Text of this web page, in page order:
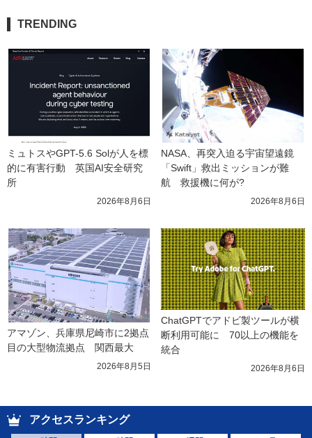
TRENDING
ミュトスやGPT-5.6 Solが人を標
的に有害行動　英国AI安全研究
所
2026年8月6日
NASA、再突入迫る宇宙望遠鏡
「Swift」救出ミッションが難
航　救援機に何が?
2026年8月6日
アマゾン、兵庫県尼崎市に2拠点
目の大型物流拠点　関西最大
2026年8月5日
ChatGPTでアドビ製ツールが横
断利用可能に　70以上の機能を
統合
2026年8月6日
アクセスランキング